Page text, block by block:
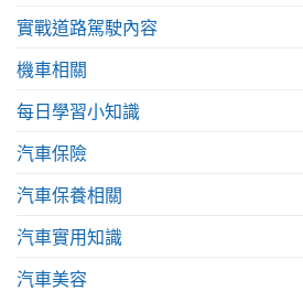
實戰道路駕駛內容
機車相關
每日學習小知識
汽車保險
汽車保養相關
汽車實用知識
汽車美容